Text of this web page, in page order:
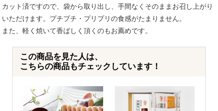
カット済ですので、袋から取り出し、手間なくそのままお召し上がり
いただけます。プチプチ・プリプリの食感がたまりません。
また、軽く焼いて香ばしく頂くのもお薦めです。
この商品を見た人は、
こちらの商品もチェックしています！